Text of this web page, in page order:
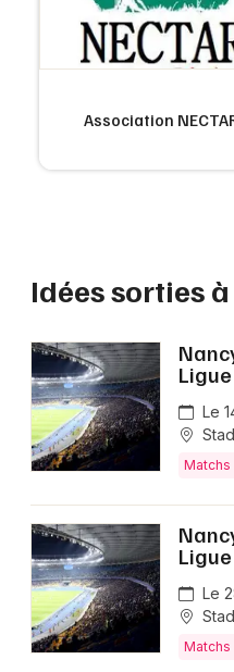
Association
Idées sorties
Le
Matchs
Le
Matchs